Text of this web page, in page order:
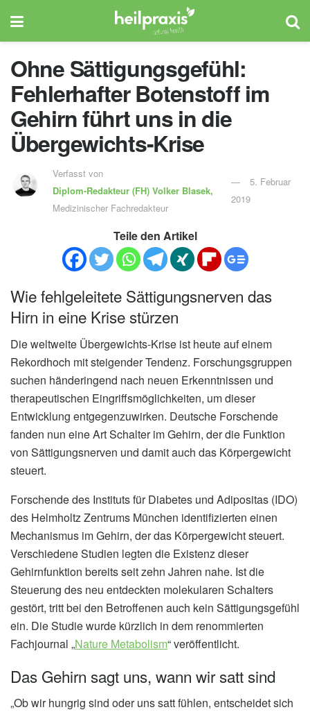
Ohne Sättigungsgefühl:
Fehlerhafter Botenstoff im
Gehirn führt uns in die
Übergewichts-Krise
Verfasst von
Diplom-Redakteur (FH) Volker Blasek,
Medizinischer Fachredakteur
5. Februar
2019
Teile den Artikel
Wie fehlgeleitete Sättigungsnerven das
Hirn in eine Krise stürzen
Die weltweite Übergewichts-Krise ist heute auf einem
Rekordhoch mit steigender Tendenz. Forschungsgruppen
suchen händeringend nach neuen Erkenntnissen und
therapeutischen Eingriffsmöglichkeiten, um dieser
Entwicklung entgegenzuwirken. Deutsche Forschende
fanden nun eine Art Schalter im Gehirn, der die Funktion
von Sättigungsnerven und damit auch das Körpergewicht
steuert.
Forschende des Instituts für Diabetes und Adipositas (IDO)
des Helmholtz Zentrums München identifizierten einen
Mechanismus im Gehirn, der das Körpergewicht steuert.
Verschiedene Studien legten die Existenz dieser
Gehirnfunktion bereits seit zehn Jahren nahe. Ist die
Steuerung des neu entdeckten molekularen Schalters
gestört, tritt bei den Betroffenen auch kein Sättigungsgefühl
ein. Die Studie wurde kürzlich in dem renommierten
Fachjournal „Nature Metabolism“ veröffentlicht.
Das Gehirn sagt uns, wann wir satt sind
„Ob wir hungrig sind oder uns satt fühlen, entscheidet sich